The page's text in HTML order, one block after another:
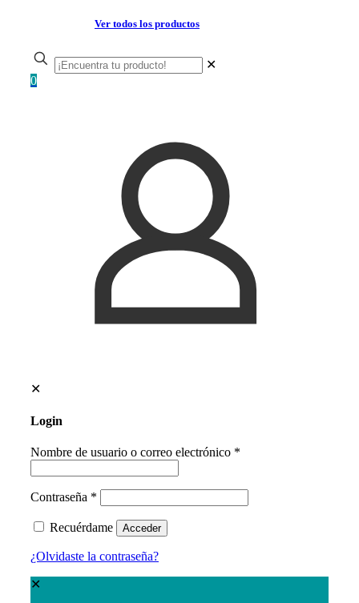
Ver todos los productos
✕
0
✕
Login
Nombre de usuario o correo electrónico *
Contraseña *
Recuérdame Acceder
¿Olvidaste la contraseña?
✕